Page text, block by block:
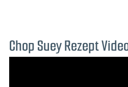
Chop Suey Rezept